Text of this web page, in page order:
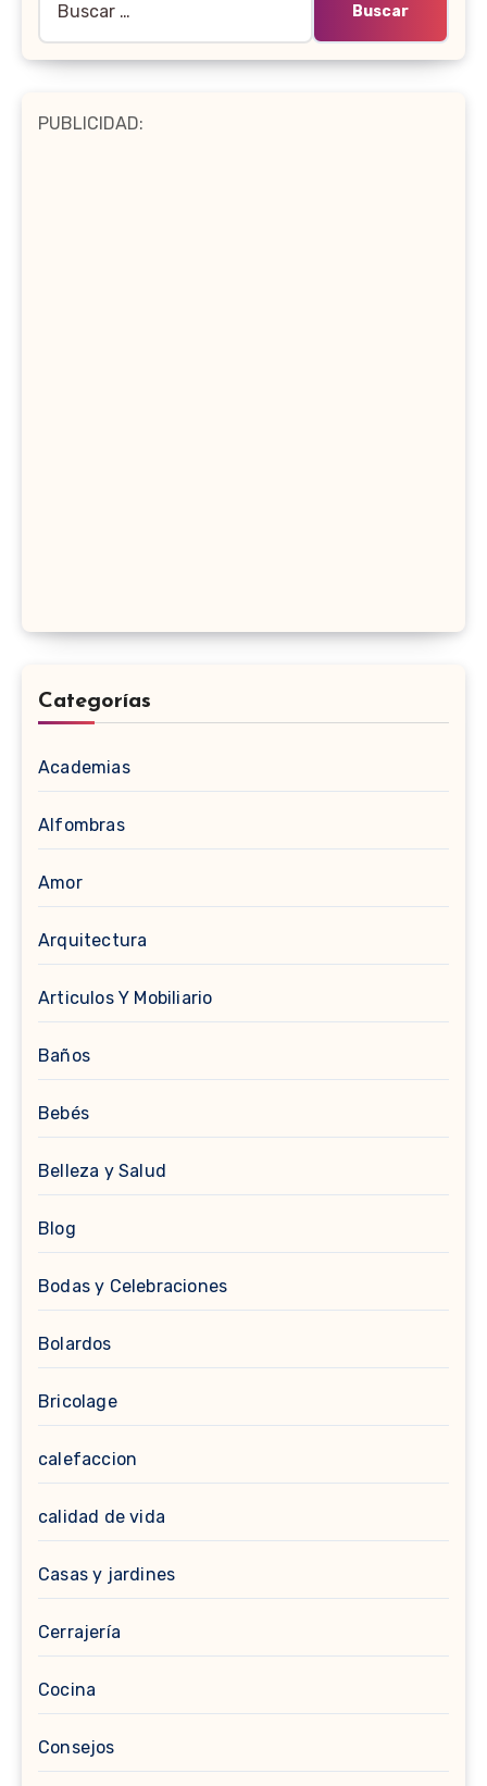
PUBLICIDAD:
Categorías
Academias
Alfombras
Amor
Arquitectura
Articulos Y Mobiliario
Baños
Bebés
Belleza y Salud
Blog
Bodas y Celebraciones
Bolardos
Bricolage
calefaccion
calidad de vida
Casas y jardines
Cerrajería
Cocina
Consejos